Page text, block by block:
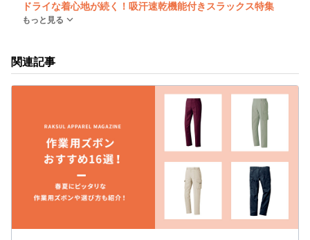
ドライな着心地が続く！吸汗速乾機能付きスラックス特集
もっと見る
関連記事